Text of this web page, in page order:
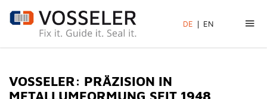
DE EN
VOSSELER: PRÄZISION IN